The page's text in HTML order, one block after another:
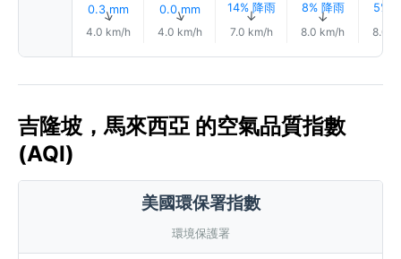
0.3 mm
↑
4.0 km/h
0.0 mm
↑
4.0 km/h
14% 降雨
↑
7.0 km/h
8% 降雨
↑
8.0 km/h
5%
8.0
吉隆坡，馬來西亞 的空氣品質指數
(AQI)
美國環保署指數
環境保護署